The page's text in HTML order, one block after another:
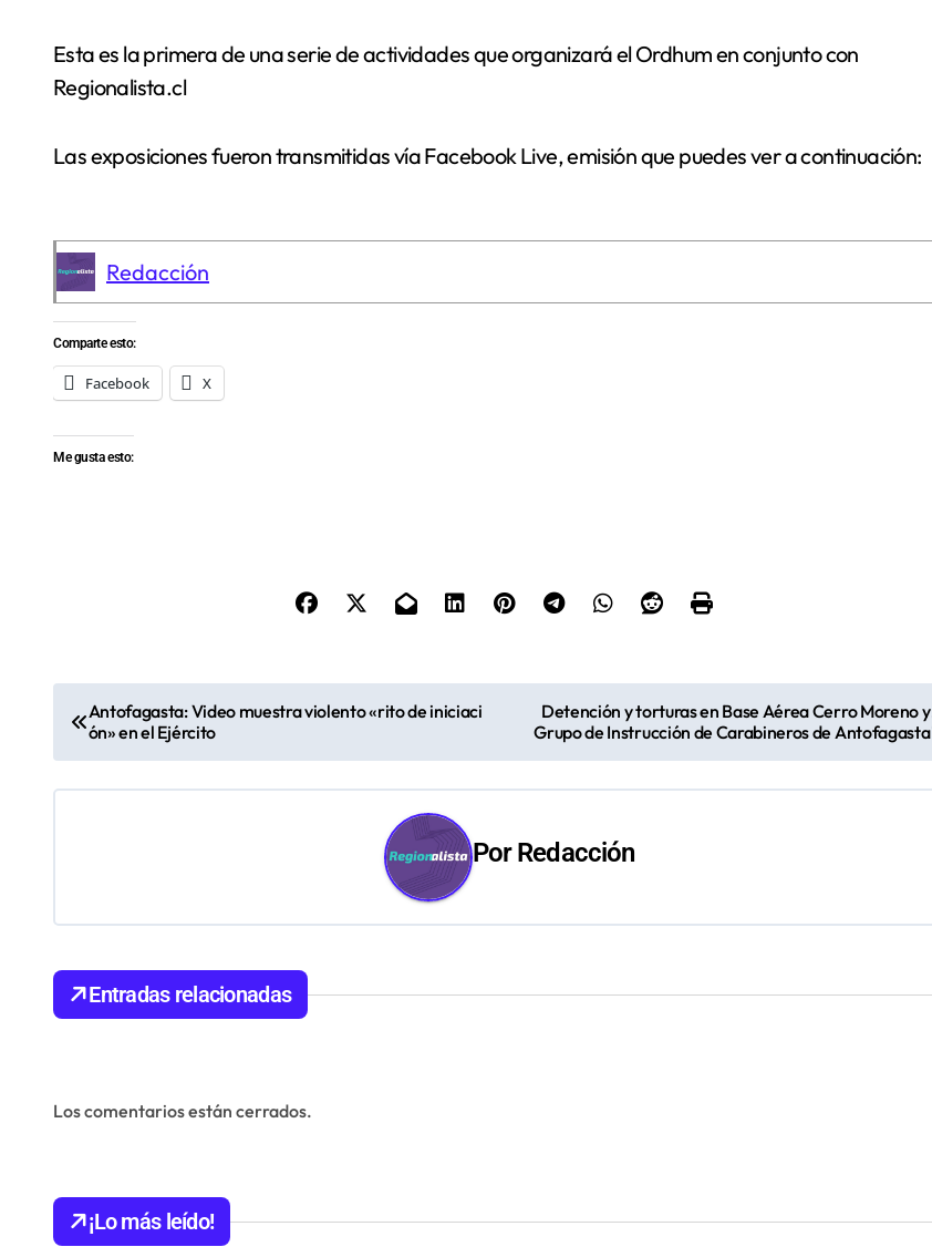
Esta es la primera de una serie de actividades que organizará el Ordhum en conjunto con
Regionalista.cl
Las exposiciones fueron transmitidas vía Facebook Live, emisión que puedes ver a continuación:
Redacción
Comparte esto:
Facebook X
Me gusta esto:
a
v
a
c
i
n
e
Antofagasta: Video muestra violento «rito de iniciaci
ón» en el Ejército
Detención y torturas en Base Aérea Cerro Moreno y
Grupo de Instrucción de Carabineros de Antofagasta
PorRedacción
Entradas relacionadas
Los comentarios están cerrados.
¡Lo más leído!